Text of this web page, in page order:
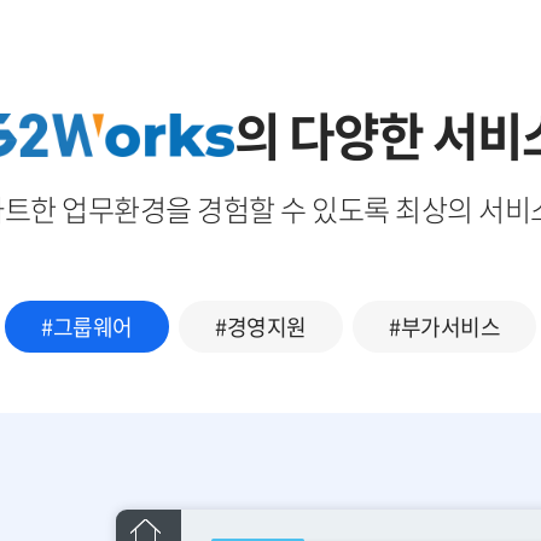
의 다양한 서비
한 업무환경을 경험할 수 있도록 최상의 서
#그룹웨어 #경영지원 #부가서비스